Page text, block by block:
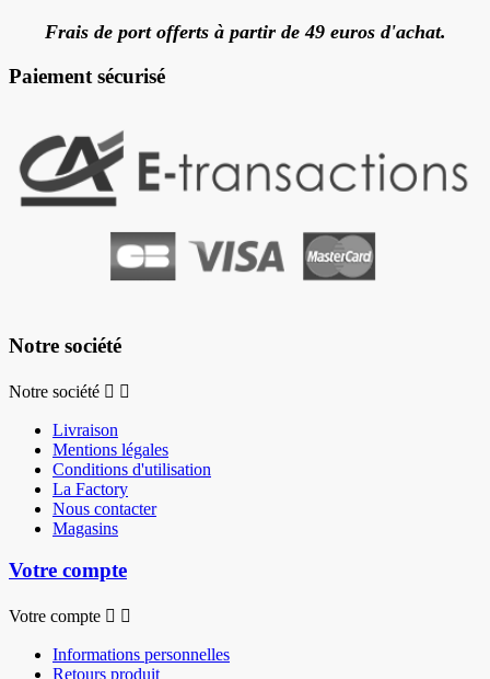
Frais de port offerts à partir de 49 euros d'achat.
Paiement sécurisé
Notre société
Notre société  
Livraison
Mentions légales
Conditions d'utilisation
La Factory
Nous contacter
Magasins
Votre compte
Votre compte  
Informations personnelles
Retours produit